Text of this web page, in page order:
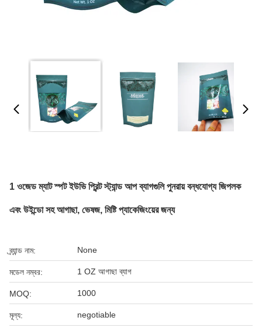
1 ওজেড ম্যাট স্পট ইউভি প্রিন্ট স্ট্যান্ড আপ ব্যাগগুলি পুনরায় বন্ধযোগ্য জিপলক
এবং উইন্ডো সহ আগাছা, ভেষজ, মিষ্টি প্যাকেজিংয়ের জন্য
ব্র্যান্ড নাম: None
মডেল নম্বর: 1 OZ আগাছা ব্যাগ
MOQ: 1000
মূল্য: negotiable